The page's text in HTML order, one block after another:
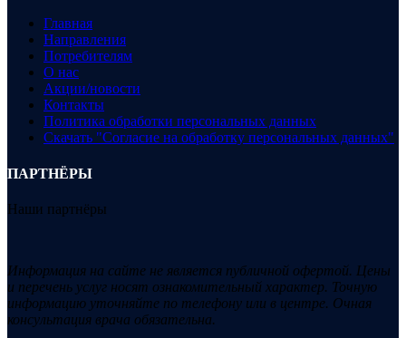
Главная
Направления
Потребителям
О нас
Акции/новости
Контакты
Политика обработки персональных данных
Скачать "Согласие на обработку персональных данных"
ПАРТНЁРЫ
Наши партнёры
Информация на сайте не является публичной офертой. Цены
и перечень услуг носят ознакомительный характер. Точную
информацию уточняйте по телефону или в центре. Очная
консультация врача обязательна.